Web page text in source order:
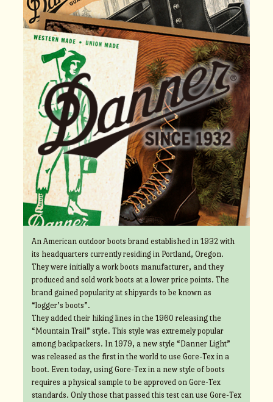
An American outdoor boots brand established in 1932 with
its headquarters currently residing in Portland, Oregon.
They were initially a work boots manufacturer, and they
produced and sold work boots at a lower price points. The
brand gained popularity at shipyards to be known as
“logger’s boots”.
They added their hiking lines in the 1960 releasing the
“Mountain Trail” style. This style was extremely popular
among backpackers. In 1979, a new style “Danner Light”
was released as the first in the world to use Gore-Tex in a
boot. Even today, using Gore-Tex in a new style of boots
requires a physical sample to be approved on Gore-Tex
standards. Only those that passed this test can use Gore-Tex